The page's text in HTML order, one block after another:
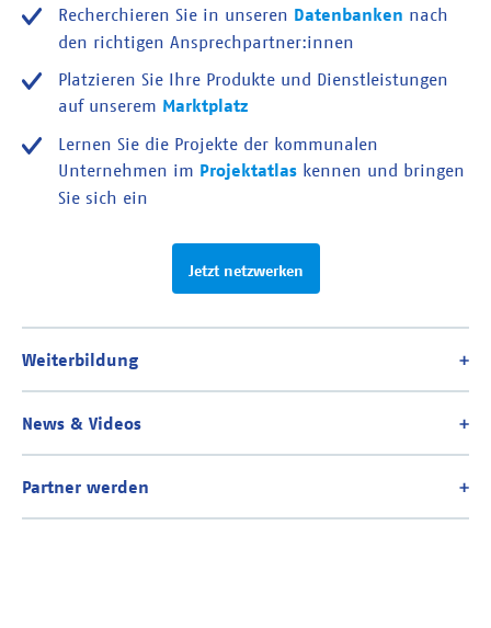
Recherchieren Sie in unseren Datenbanken nach
den richtigen Ansprechpartner:innen
Platzieren Sie Ihre Produkte und Dienstleistungen
auf unserem Marktplatz
Lernen Sie die Projekte der kommunalen
Unternehmen im Projektatlas kennen und bringen
Sie sich ein
Jetzt netzwerken